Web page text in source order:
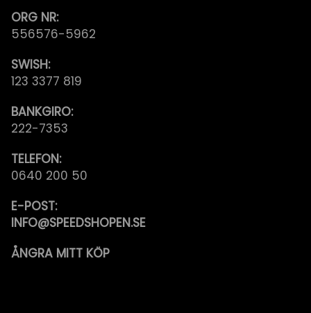
ORG NR:
556576-5962
SWISH:
123 3377 819
BANKGIRO:
222-7353
TELEFON:
0640 200 50
E-POST:
INFO@SPEEDSHOPEN.SE
ÅNGRA MITT KÖP